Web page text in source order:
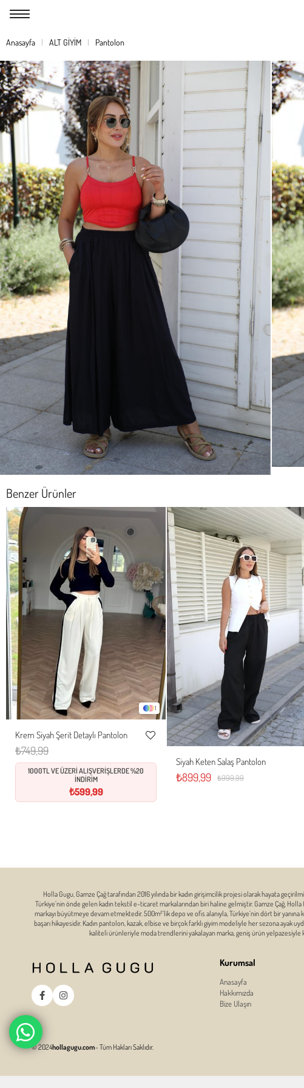
Anasayfa ALT GİYİM Pantolon
Benzer Ürünler
1
XS S M
Krem Siyah Şerit Detaylı Pantolon
Favorilere
₺749,99
1000TL VE ÜZERİ ALIŞVERİŞLERDE %20
İNDİRİM
₺599,99
S M L
Siyah Keten Salaş Pantolon
₺899,99 ₺999,99
Holla Gugu, Gamze Çağ tarafından 2016 yılında bir kadın girişimcilik projesi olarak hayata
Türkiye’nin önde gelen kadın tekstil e-ticaret markalarından biri haline gelmiştir. Gamze Çağ,
markayı büyütmeye devam etmektedir. 500m²’lik depo ve ofis alanıyla, Türkiye’nin dört bir
başarı hikayesidir. Kadın pantolon, kazak, elbise ve birçok farklı giyim modeliyle her sezona ayak
kaliteli ürünleriyle moda trendlerini yakalayan marka, geniş ürün yelpazesiyle
Kurumsal
Anasayfa
Hakkımızda
Bize Ulaşın
© 2024hollagugu.com- Tüm Hakları Saklıdır.